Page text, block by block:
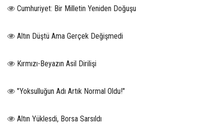
Cumhuriyet: Bir Milletin Yeniden Doğuşu
Altın Düştü Ama Gerçek Değişmedi
Kırmızı-Beyazın Asil Dirilişi
"Yoksulluğun Adı Artık Normal Oldu!"
Altın Yüklesdi, Borsa Sarsıldı